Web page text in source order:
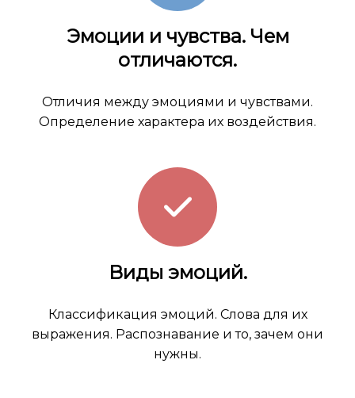
Эмоции и чувства. Чем
отличаются.
Отличия между эмоциями и чувствами.
Определение характера их воздействия.
Виды эмоций.
Классификация эмоций. Слова для их
выражения. Распознавание и то, зачем они
нужны.